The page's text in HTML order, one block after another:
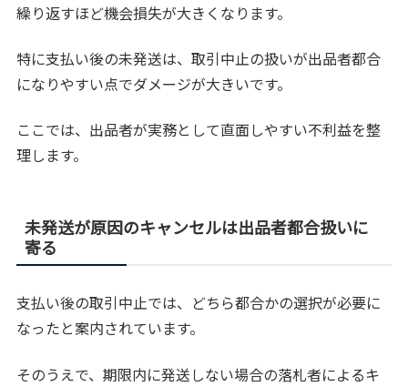
繰り返すほど機会損失が大きくなります。
特に支払い後の未発送は、取引中止の扱いが出品者都合
になりやすい点でダメージが大きいです。
ここでは、出品者が実務として直面しやすい不利益を整
理します。
未発送が原因のキャンセルは出品者都合扱いに
寄る
支払い後の取引中止では、どちら都合かの選択が必要に
なったと案内されています。
そのうえで、期限内に発送しない場合の落札者によるキ